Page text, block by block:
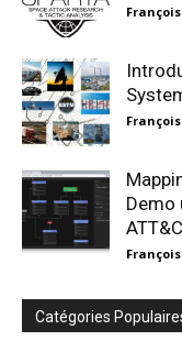
Demo
Catégories